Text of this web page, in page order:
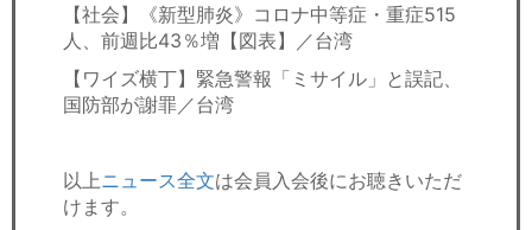
【社会】《新型肺炎》コロナ中等症・重症515
人、前週比43％増【図表】／台湾
【ワイズ横丁】緊急警報「ミサイル」と誤記、
国防部が謝罪／台湾
以上ニュース全文は会員入会後にお聴きいただ
けます。